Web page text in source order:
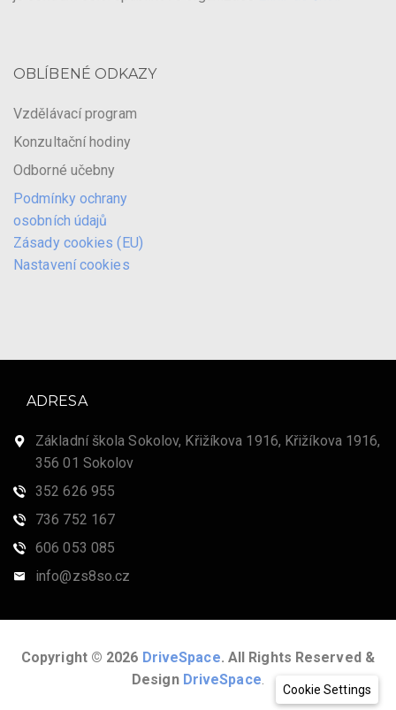
OBLÍBENÉ ODKAZY
Vzdělávací program
Konzultační hodiny
Odborné učebny
Podmínky ochrany
osobních údajů
Zásady cookies (EU)
Nastavení cookies
ADRESA
Základní škola Sokolov, Křižíkova 1916, Křižíkova 1916,
356 01 Sokolov
352 626 955
736 752 167
606 053 085
info@zs8so.cz
Copyright © 2026 DriveSpace. All Rights Reserved &
Design DriveSpace.
Cookie Settings